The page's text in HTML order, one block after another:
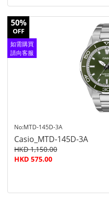
50%
OFF
如需購買
請向客服
No:MTD-145D-3A
Casio_MTD-145D-3A
HKD 1,150.00
HKD 575.00